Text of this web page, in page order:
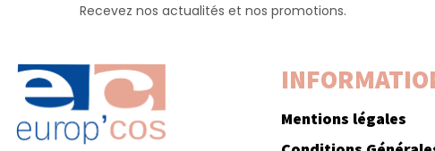
Recevez nos actualités et nos promotions.
Mentions légales